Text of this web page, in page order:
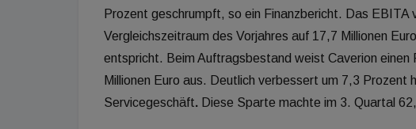
Prozent geschrumpft, so ein Finanzbericht. Das EBITA
Vergleichszeitraum des Vorjahres auf 17,7 Millionen
entspricht. Beim Auftragsbestand weist Caverion
Millionen Euro aus. Deutlich verbessert um 7,3 Prozent
Servicegeschäft. Diese Sparte machte im 3. Quartal